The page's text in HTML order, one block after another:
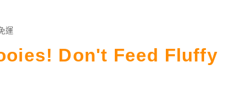
運
Don't Feed Fluffy